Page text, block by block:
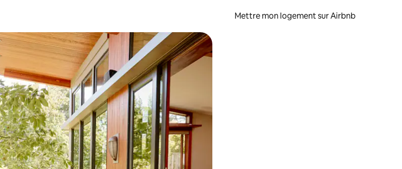
Mettre mon logement sur Airbnb